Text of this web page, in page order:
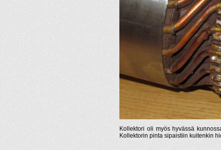
Kollektori oli myös hyvässä
Kollektorin pinta sipaistiin kuitenkin